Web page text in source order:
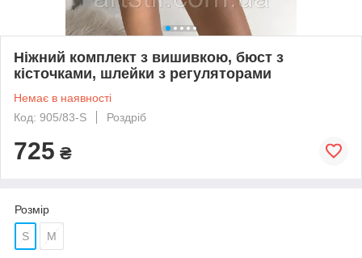
Ніжний комплект з вишивкою, бюст з
кісточками, шлейки з регуляторами
Немає в наявності
Код: 905/83-S
Роздріб
725 ₴
Розмір
S M